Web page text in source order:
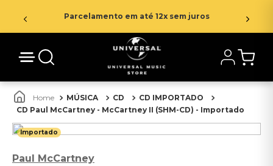
Parcelamento em até 12x sem juros
MÚSICA CD
CD IMPORTADO
CD Paul McCartney - McCartney II (SHM-CD) - Importado
Importado
Paul McCartney